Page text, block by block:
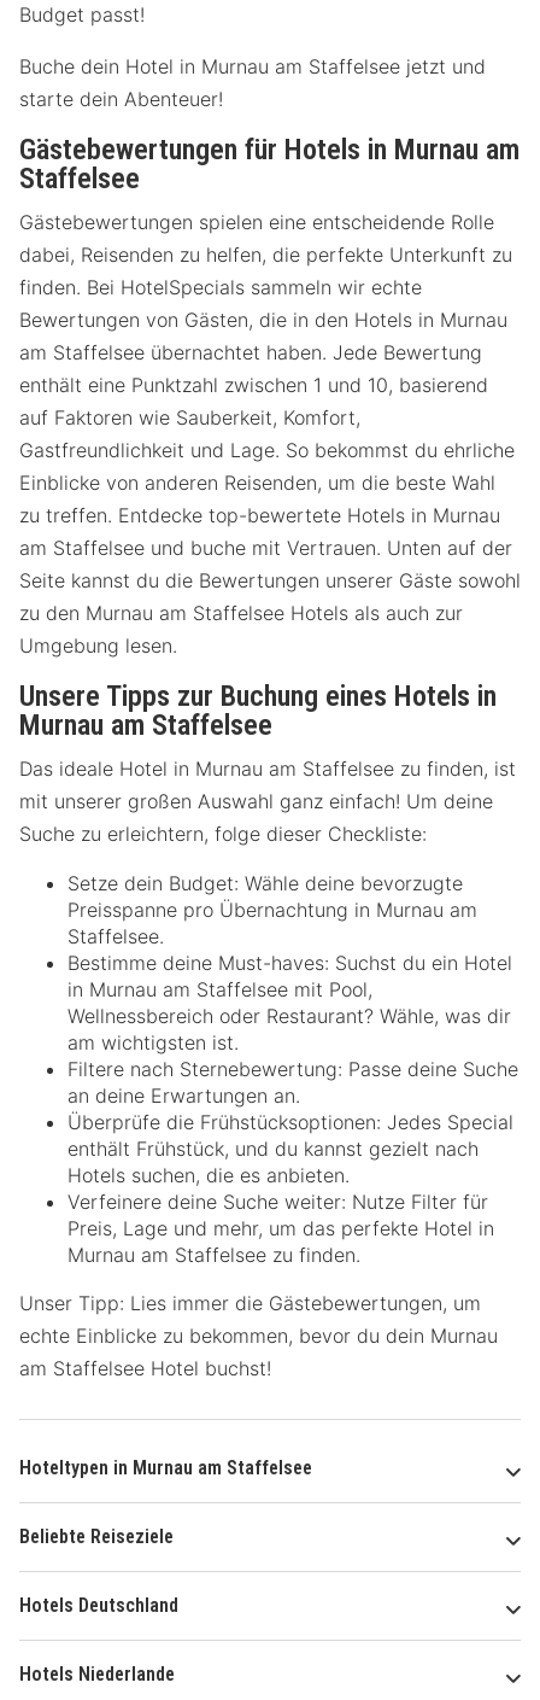
Budget passt!
Buche dein Hotel in Murnau am Staffelsee jetzt und
starte dein Abenteuer!
Gästebewertungen für Hotels in Murnau am
Staffelsee
Gästebewertungen spielen eine entscheidende Rolle
dabei, Reisenden zu helfen, die perfekte Unterkunft zu
finden. Bei HotelSpecials sammeln wir echte
Bewertungen von Gästen, die in den Hotels in Murnau
am Staffelsee übernachtet haben. Jede Bewertung
enthält eine Punktzahl zwischen 1 und 10, basierend
auf Faktoren wie Sauberkeit, Komfort,
Gastfreundlichkeit und Lage. So bekommst du ehrliche
Einblicke von anderen Reisenden, um die beste Wahl
zu treffen. Entdecke top-bewertete Hotels in Murnau
am Staffelsee und buche mit Vertrauen. Unten auf der
Seite kannst du die Bewertungen unserer Gäste sowohl
zu den Murnau am Staffelsee Hotels als auch zur
Umgebung lesen.
Unsere Tipps zur Buchung eines Hotels in
Murnau am Staffelsee
Das ideale Hotel in Murnau am Staffelsee zu finden, ist
mit unserer großen Auswahl ganz einfach! Um deine
Suche zu erleichtern, folge dieser Checkliste:
Setze dein Budget: Wähle deine bevorzugte
Preisspanne pro Übernachtung in Murnau am
Staffelsee.
Bestimme deine Must-haves: Suchst du ein Hotel
in Murnau am Staffelsee mit Pool,
Wellnessbereich oder Restaurant? Wähle, was dir
am wichtigsten ist.
Filtere nach Sternebewertung: Passe deine Suche
an deine Erwartungen an.
Überprüfe die Frühstücksoptionen: Jedes Special
enthält Frühstück, und du kannst gezielt nach
Hotels suchen, die es anbieten.
Verfeinere deine Suche weiter: Nutze Filter für
Preis, Lage und mehr, um das perfekte Hotel in
Murnau am Staffelsee zu finden.
Unser Tipp: Lies immer die Gästebewertungen, um
echte Einblicke zu bekommen, bevor du dein Murnau
am Staffelsee Hotel buchst!
Hoteltypen in Murnau am Staffelsee
Beliebte Reiseziele
Hotels Deutschland
Hotels Niederlande